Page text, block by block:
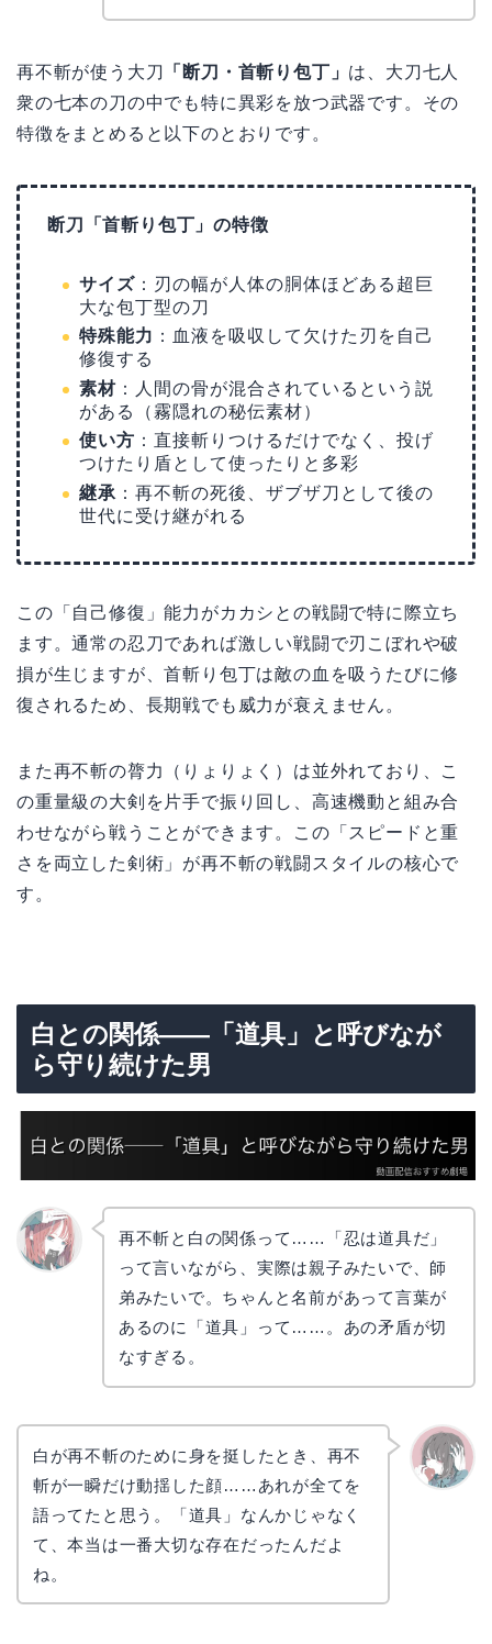
再不斬が使う大刀 「断刀・首斬り包丁」 は、大刀七人
衆の七本の刀の中でも特に異彩を放つ武器です。その
特徴をまとめると以下のとおりです。
断刀「首斬り包丁」の特徴
サイズ ：刃の幅が人体の胴体ほどある超巨
大な包丁型の刀
特殊能力 ：血液を吸収して欠けた刃を自己
修復する
素材 ：人間の骨が混合されているという説
がある（霧隠れの秘伝素材）
使い方 ：直接斬りつけるだけでなく、投げ
つけたり盾として使ったりと多彩
継承 ：再不斬の死後、ザブザ刀として後の
世代に受け継がれる
この「自己修復」能力がカカシとの戦闘で特に際立ち
ます。通常の忍刀であれば激しい戦闘で刃こぼれや破
損が生じますが、首斬り包丁は敵の血を吸うたびに修
復されるため、長期戦でも威力が衰えません。
また再不斬の膂力（りょりょく）は並外れており、こ
の重量級の大剣を片手で振り回し、高速機動と組み合
わせながら戦うことができます。この「スピードと重
さを両立した剣術」が再不斬の戦闘スタイルの核心で
す。
白との関係——「道具」と呼びなが
ら守り続けた男
再不斬と白の関係って……「忍は道具だ」
って言いながら、実際は親子みたいで、師
弟みたいで。ちゃんと名前があって言葉が
あるのに「道具」って……。あの矛盾が切
なすぎる。
白が再不斬のために身を挺したとき、再不
斬が一瞬だけ動揺した顔……あれが全てを
語ってたと思う。「道具」なんかじゃなく
て、本当は一番大切な存在だったんだよ
ね。